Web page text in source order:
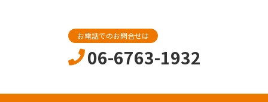
お電話でのお問合せは
06-6763-1932